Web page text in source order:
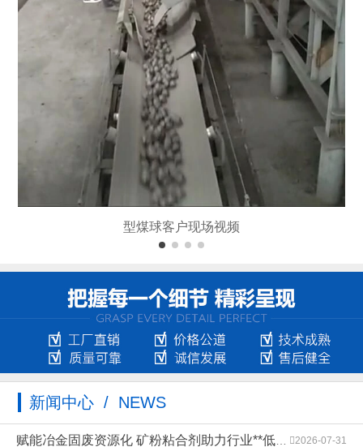
型煤球客户现场视频
新闻中心 / NEWS
2026-07-31
赋能冶金固废资源化 矿粉粘合剂助力行业**低碳高质量发展